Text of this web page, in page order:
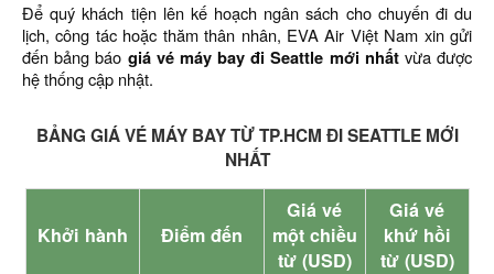
Để quý khách tiện lên kế hoạch ngân sách cho chuyến đi du
lịch, công tác hoặc thăm thân nhân, EVA Air Việt Nam xin gửi
đến bảng báo giá vé máy bay đi Seattle mới nhất vừa được
hệ thống cập nhật.
BẢNG GIÁ VÉ MÁY BAY TỪ TP.HCM ĐI SEATTLE MỚI
NHẤT
Khởi hành Điểm đến
Giá vé
một chiều
từ (USD)
Giá vé
khứ hồi
từ (USD)